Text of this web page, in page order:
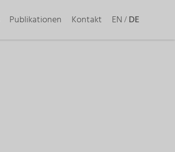
Publikationen Kontakt EN DE